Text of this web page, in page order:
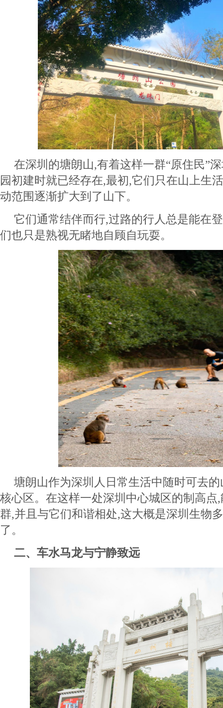
在深圳的塘朗山,有着这样一群“原住民”
园初建时就已经存在,最初,它们只在山上生
动范围逐渐扩大到了山下。
它们通常结伴而行,过路的行人总是能在
们也只是熟视无睹地自顾自玩耍。
塘朗山作为深圳人日常生活中随时可去
核心区。在这样一处深圳中心城区的制高点
群,并且与它们和谐相处,这大概是深圳生物
了。
二、车水马龙与宁静致远